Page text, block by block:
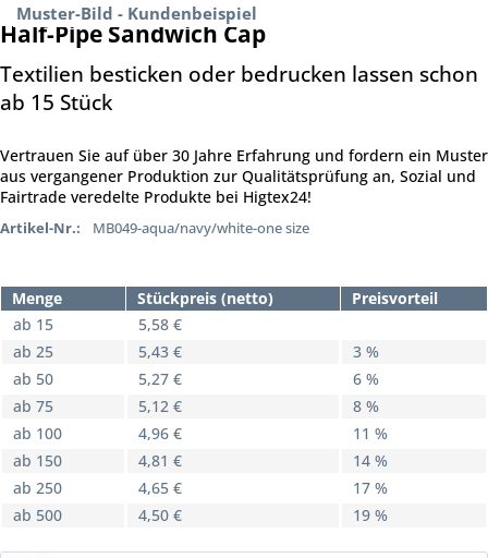
Muster-Bild - Kundenbeispiel
Half-Pipe Sandwich Cap
Textilien besticken oder bedrucken lassen schon
ab 15 Stück
Vertrauen Sie auf über 30 Jahre Erfahrung und fordern ein Muster
aus vergangener Produktion zur Qualitätsprüfung an, Sozial und
Fairtrade veredelte Produkte bei Higtex24!
Artikel-Nr.: MB049-aqua/navy/white-one size
Menge Stückpreis (netto)
Preisvorteil
ab 15
5,58 €
ab 25
5,43 €
3 %
ab 50
5,27 €
6 %
ab 75
5,12 €
8 %
ab 100
4,96 €
11 %
ab 150
4,81 €
14 %
ab 250
4,65 €
17 %
ab 500
4,50 € 19 %